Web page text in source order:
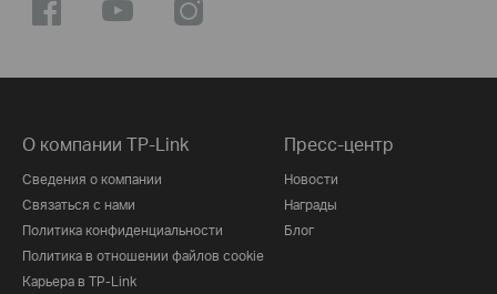
О компании TP-Link
Сведения о компании
Связаться с нами
Политика конфиденциальности
Политика в отношении файлов cookie
Карьера в TP-Link
Пресс-центр
Новости
Награды
Блог